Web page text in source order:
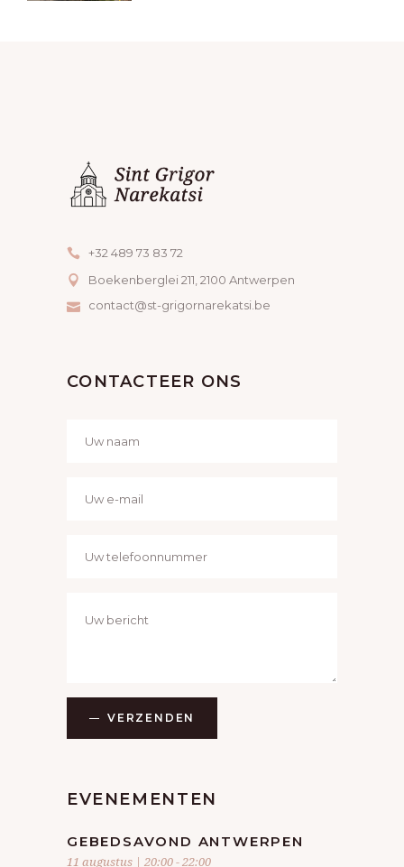
+32 489 73 83 72
Boekenberglei 211, 2100 Antwerpen
contact@st-grigornarekatsi.be
CONTACTEER ONS
VERZENDEN
EVENEMENTEN
GEBEDSAVOND ANTWERPEN
11 augustus | 20:00-22:00